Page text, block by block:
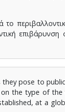
επιβάρυνση
pose to
the type of the
at a